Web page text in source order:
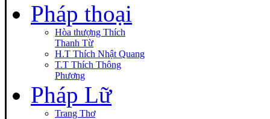
Pháp thoại
Hòa thượng Thích
Thanh Từ
H.T Thích Nhật Quang
T.T Thích Thông
Phương
Pháp Lữ
Trang Thơ